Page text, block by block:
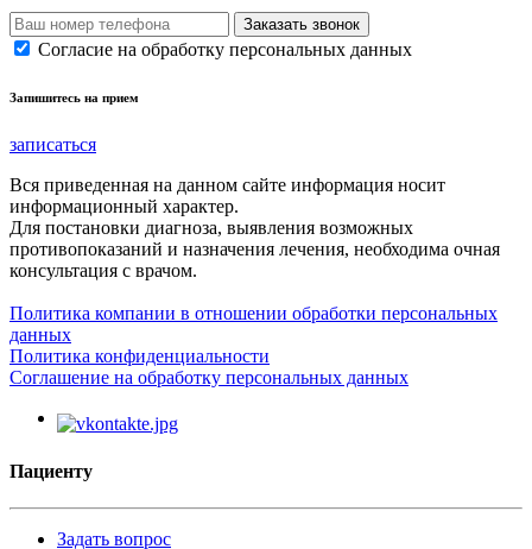
Согласие на обработку персональных данных
Запишитесь на прием
записаться
Вся приведенная на данном сайте информация носит
информационный характер.
Для постановки диагноза, выявления возможных
противопоказаний и назначения лечения, необходима очная
консультация с врачом.
Политика компании в отношении обработки персональных
данных
Политика конфиденциальности
Соглашение на обработку персональных данных
Пациенту
Задать вопрос